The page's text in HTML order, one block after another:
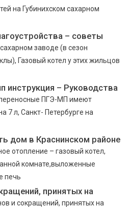
на Губинихском сахарном
– советы
заводе (в сезон
Газовый котел у этих жильцов
инструкция – Руководства
ПГЭ-МП имеют
7 л, Санкт- Петербурге на
дом в Краснинском районе
отопление – газовый котел,
комнате,выложенные
печь
принятых на
и сокращений, принятых на